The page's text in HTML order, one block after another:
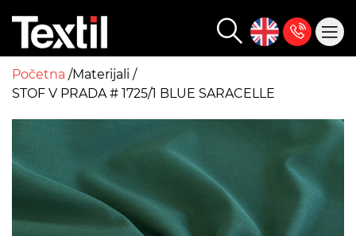
Početna Materijali
STOF V PRADA # 1725/1 BLUE SARACELLE